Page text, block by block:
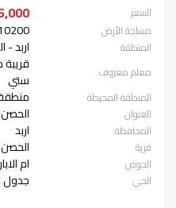
السعر JD
مساحة الأرض 10200 متر
المنطقة اربد
معلم معروف
قريبة
ستي
المنطقة المحيطة
العنوان الحصن
المحافظة اربد
قرية الحصن
الحوض ام
الحي جدول